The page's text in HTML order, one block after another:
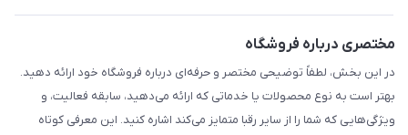
مختصری درباره فروشگاه
در این بخش، لطفاً توضیحی مختصر و حرفه‌ای درباره فروشگاه خود ارائه دهید.
بهتر است به نوع محصولات یا خدماتی که ارائه می‌دهید، سابقه فعالیت، و
ویژگی‌هایی که شما را از سایر رقبا متمایز می‌کند اشاره کنید. این معرفی کوتاه